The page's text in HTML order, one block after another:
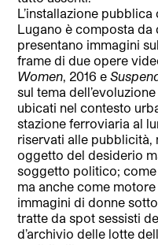
L’installazione
Lugano è composta da
presentano immagini
frame di due opere
Women, 2016 e
sul tema
ubicati nel contesto
stazione ferroviaria al
riservati alle pubblicità,
oggetto del desiderio
soggetto politico;
ma anche come
immagini di donne
tratte da spot sessisti
d’archivio delle lotte